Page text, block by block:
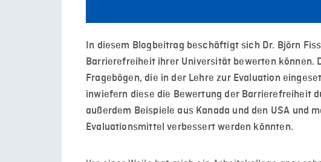
In diesem Blogbeitrag beschäftigt sich Dr. Björn
Barrierefreiheit ihrer Universität bewerten können.
Fragebögen, die in der Lehre zur Evaluation
inwiefern diese die Bewertung der Barrierefreiheit
außerdem Beispiele aus Kanada und den USA und
Evaluationsmittel verbessert werden könnten.